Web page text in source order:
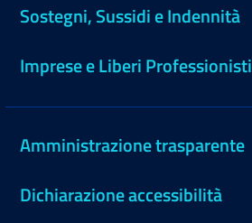
Sostegni, Sussidi e Indennità
Imprese e Liberi Professionisti
Amministrazione trasparente
Dichiarazione accessibilità